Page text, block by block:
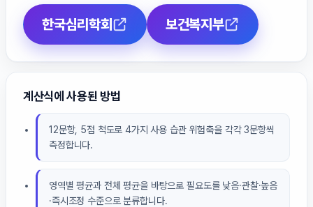
한국심리학회 보건복지부
계산식에 사용된 방법
12문항, 5점 척도로 4가지 사용 습관 위험축을 각각 3문항씩
측정합니다.
영역별 평균과 전체 평균을 바탕으로 필요도를 낮음·관찰·높음
·즉시조정 수준으로 분류합니다.